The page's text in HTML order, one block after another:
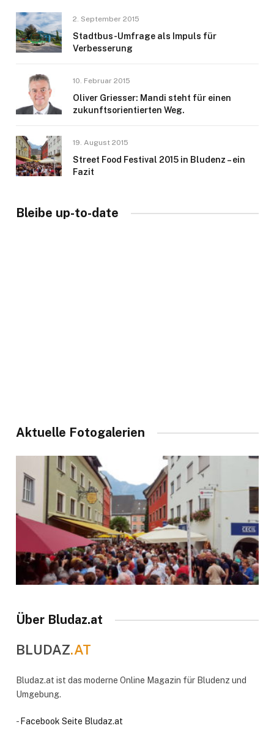
2. September 2015
Stadtbus-Umfrage als Impuls für
Verbesserung
10. Februar 2015
Oliver Griesser: Mandi steht für einen
zukunftsorientierten Weg.
19. August 2015
Street Food Festival 2015 in Bludenz – ein
Fazit
Bleibe up-to-date
Aktuelle Fotogalerien
Über Bludaz.at
BLUDAZ.AT
Bludaz.at ist das moderne Online Magazin für Bludenz und
Umgebung.
- Facebook Seite Bludaz.at